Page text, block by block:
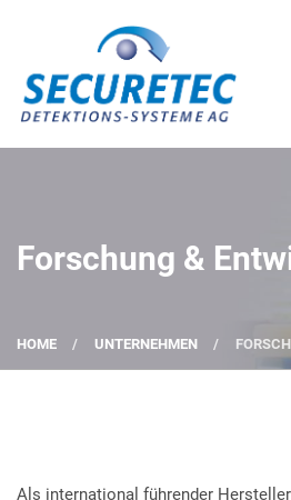
Forschung &
HOME UNTERNEHMEN
Als international führender